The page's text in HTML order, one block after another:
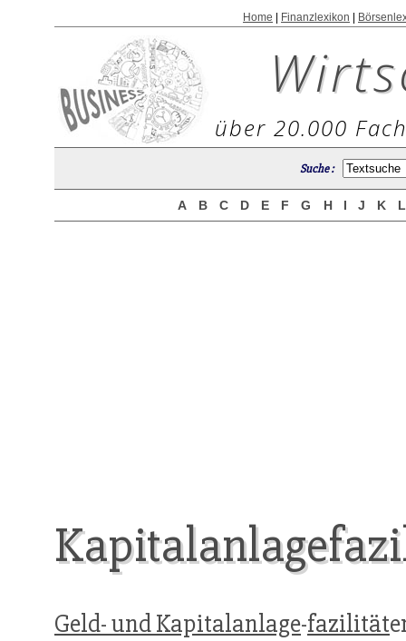
Home Finanzlexikon
über 20.000
Suche :
A B C D E F G H I J K
Geld- und Kapitalanlage-fazilität